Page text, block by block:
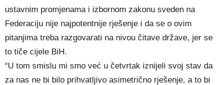
ustavnim promjenama i izbornom zakonu sveden na
Federaciju nije najpotentnije rješenje i da se o ovim
pitanjima treba razgovarati na nivou čitave države, jer se
to tiče cijele BiH.
“U tom smislu mi smo već u četvrtak iznijeli svoj stav da
za nas ne bi bilo prihvatljivo asimetrično rješenje, a to bi